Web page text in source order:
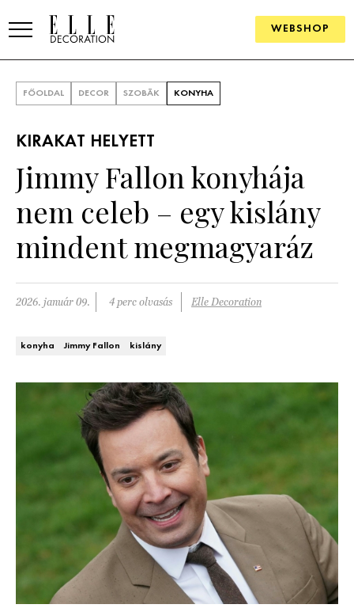
WEBSHOP
SZOBÁK
Konyha
Fürdőszoba
Nappali
ÖTLETEK
Szállodák és vendégházak WEBSHOP
FŐOLDAL DECOR SZOBÁK KONYHA
KIRAKAT HELYETT
Jimmy Fallon konyhája
nem celeb – egy kislány
mindent megmagyaráz
2026. január 09. 4 perc olvasás Elle Decoration
konyha Jimmy Fallon kislány